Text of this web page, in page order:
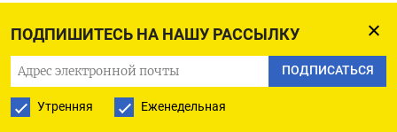
ПОДПИШИТЕСЬ НА НАШУ РАССЫЛКУ
ПОДПИСАТЬСЯ
Утренняя Еженедельная
исследовательского института Номура.
В предстоящие месяцы определяющим
фактором окажется элементарный рост цен на